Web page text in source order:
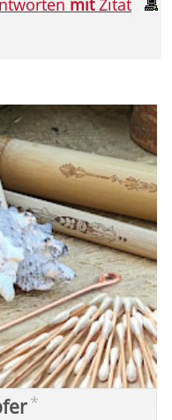
mitZitat
*